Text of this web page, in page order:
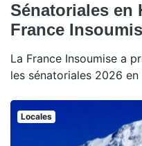
Sénatoriales en
France
La France Insoumise a
les sénatoriales 2026
Locales